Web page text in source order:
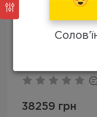
ПК RX 7600
38259 грн